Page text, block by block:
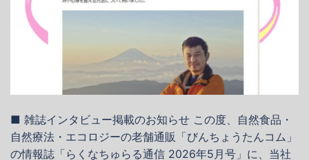
■ 雑誌インタビュー掲載のお知らせ この度、自然食品・
自然療法・エコロジーの老舗通販「びんちょうたんコム」
の情報誌「らくなちゅらる通信 2026年5月号」に、当社